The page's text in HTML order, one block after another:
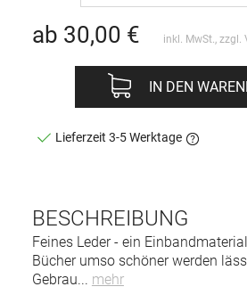
BESCHREIBUNG
Feines Leder - ein
Bücher umso schöner werden
Gebrau... mehr
ab 30,00 € inkl. MwSt., zzgl.
IN DEN
Lieferzeit 3-5 Werktage